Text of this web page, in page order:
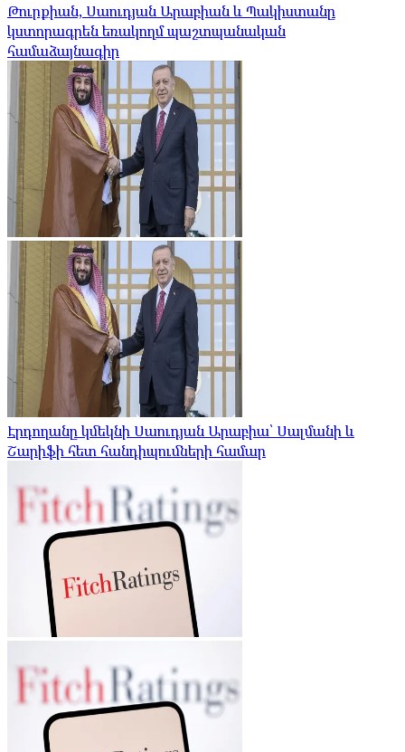
Թուրքիան, Սաուդյան Արաբիան և Պակիստանը
կստորագրեն եռակողմ պաշտպանական
համաձայնագիր
Էրդողանը կմեկնի Սաուդյան Արաբիա՝ Սալմանի և
Շարիֆի հետ հանդիպումների համար